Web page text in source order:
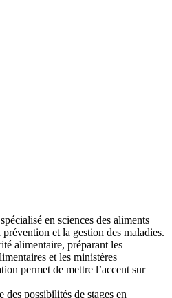
en sciences des aliments
et la gestion des maladies.
alimentaire, préparant les
et les ministères
permet de mettre l’accent sur
possibilités de stages en